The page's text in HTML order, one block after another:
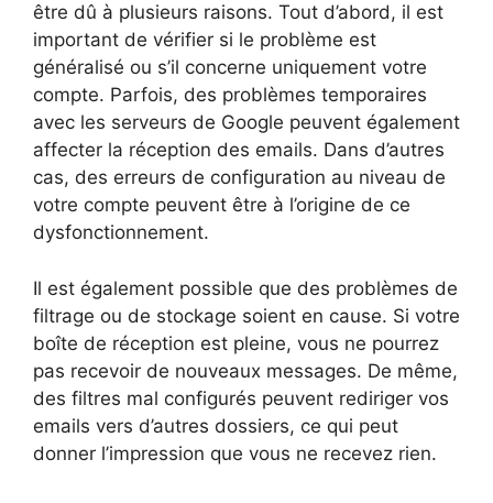
être dû à plusieurs raisons. Tout d’abord, il est
important de vérifier si le problème est
généralisé ou s’il concerne uniquement votre
compte. Parfois, des problèmes temporaires
avec les serveurs de Google peuvent également
affecter la réception des emails. Dans d’autres
cas, des erreurs de configuration au niveau de
votre compte peuvent être à l’origine de ce
dysfonctionnement.
Il est également possible que des problèmes de
filtrage ou de stockage soient en cause. Si votre
boîte de réception est pleine, vous ne pourrez
pas recevoir de nouveaux messages. De même,
des filtres mal configurés peuvent rediriger vos
emails vers d’autres dossiers, ce qui peut
donner l’impression que vous ne recevez rien.